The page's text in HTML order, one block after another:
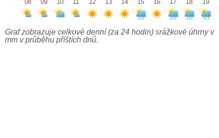
08
09
10
11
12
13
14
15
16
17
18
19
Graf zobrazuje celkové denní (za 24 hodin) srážkové úhrny v
mm v průběhu příštích dnů.